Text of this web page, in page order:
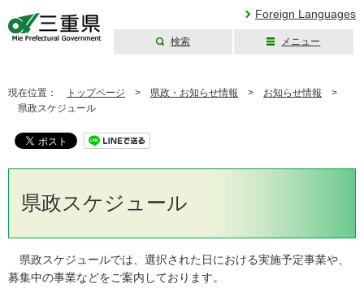
Foreign Languages
検索 メニュー
現在位置： トップページ > 県政・お知らせ情報 > お知らせ情報 >
県政スケジュール
県政スケジュール
県政スケジュールでは、選択された日における実施予定事業や、
募集中の事業などをご案内しております。